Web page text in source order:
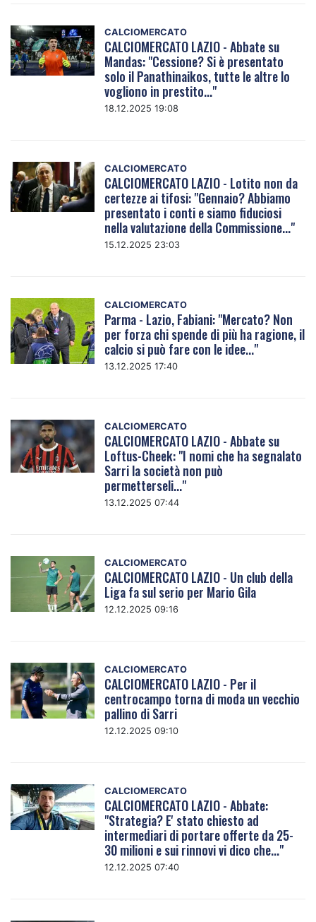
CALCIOMERCATO
CALCIOMERCATO LAZIO - Abbate su
Mandas: "Cessione? Si è presentato
solo il Panathinaikos, tutte le altre lo
vogliono in prestito..."
18.12.2025 19:08
CALCIOMERCATO
CALCIOMERCATO LAZIO - Lotito non da
certezze ai tifosi: "Gennaio? Abbiamo
presentato i conti e siamo fiduciosi
nella valutazione della Commissione..."
15.12.2025 23:03
CALCIOMERCATO
Parma - Lazio, Fabiani: "Mercato? Non
per forza chi spende di più ha ragione, il
calcio si può fare con le idee..."
13.12.2025 17:40
CALCIOMERCATO
CALCIOMERCATO LAZIO - Abbate su
Loftus-Cheek: "I nomi che ha segnalato
Sarri la società non può
permetterseli..."
13.12.2025 07:44
CALCIOMERCATO
CALCIOMERCATO LAZIO - Un club della
Liga fa sul serio per Mario Gila
12.12.2025 09:16
CALCIOMERCATO
CALCIOMERCATO LAZIO - Per il
centrocampo torna di moda un vecchio
pallino di Sarri
12.12.2025 09:10
CALCIOMERCATO
CALCIOMERCATO LAZIO - Abbate:
"Strategia? E' stato chiesto ad
intermediari di portare offerte da 25-
30 milioni e sui rinnovi vi dico che..."
12.12.2025 07:40